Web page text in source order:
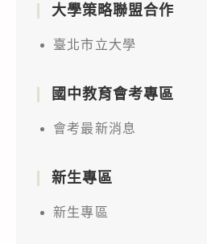
大學策略聯盟合作
臺北市立大學
國中教育會考專區
會考最新消息
新生專區
新生專區